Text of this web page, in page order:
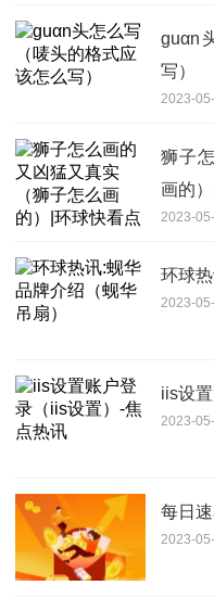
guαn
写）
2023-
狮子
画的
2023-
环球
2023-
iis设
2023-
每日
2023-